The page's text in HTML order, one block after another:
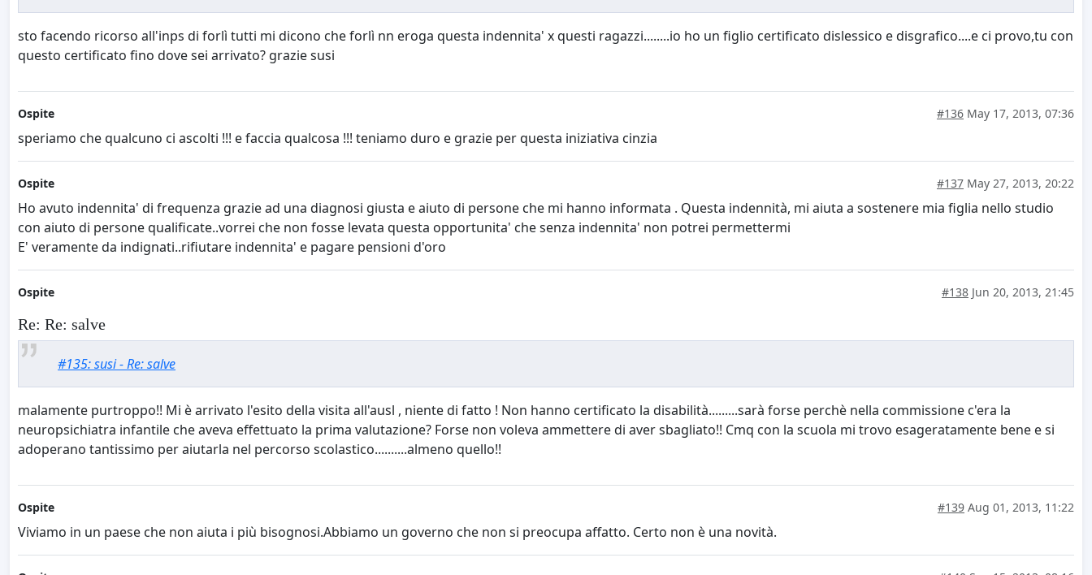
sto facendo ricorso all'inps di forlì tutti mi dicono che forlì nn eroga questa indennita' x questi ragazzi........io ho un figlio certificato dislessico e disgrafico....e ci provo,tu con
questo certificato fino dove sei arrivato? grazie susi
Ospite #136 May 17, 2013, 07:36
speriamo che qualcuno ci ascolti !!! e faccia qualcosa !!! teniamo duro e grazie per questa iniziativa cinzia
Ospite #137 May 27, 2013, 20:22
Ho avuto indennita' di frequenza grazie ad una diagnosi giusta e aiuto di persone che mi hanno informata . Questa indennità, mi aiuta a sostenere mia figlia nello studio
con aiuto di persone qualificate..vorrei che non fosse levata questa opportunita' che senza indennita' non potrei permettermi
E' veramente da indignati..rifiutare indennita' e pagare pensioni d'oro
Ospite #138 Jun 20, 2013, 21:45
Re: Re: salve
#135: susi - Re: salve
malamente purtroppo!! Mi è arrivato l'esito della visita all'ausl , niente di fatto ! Non hanno certificato la disabilità.........sarà forse perchè nella commissione c'era la
neuropsichiatra infantile che aveva effettuato la prima valutazione? Forse non voleva ammettere di aver sbagliato!! Cmq con la scuola mi trovo esageratamente bene e si
adoperano tantissimo per aiutarla nel percorso scolastico..........almeno quello!!
Ospite #139 Aug 01, 2013, 11:22
Viviamo in un paese che non aiuta i più bisognosi.Abbiamo un governo che non si preocupa affatto. Certo non è una novità.